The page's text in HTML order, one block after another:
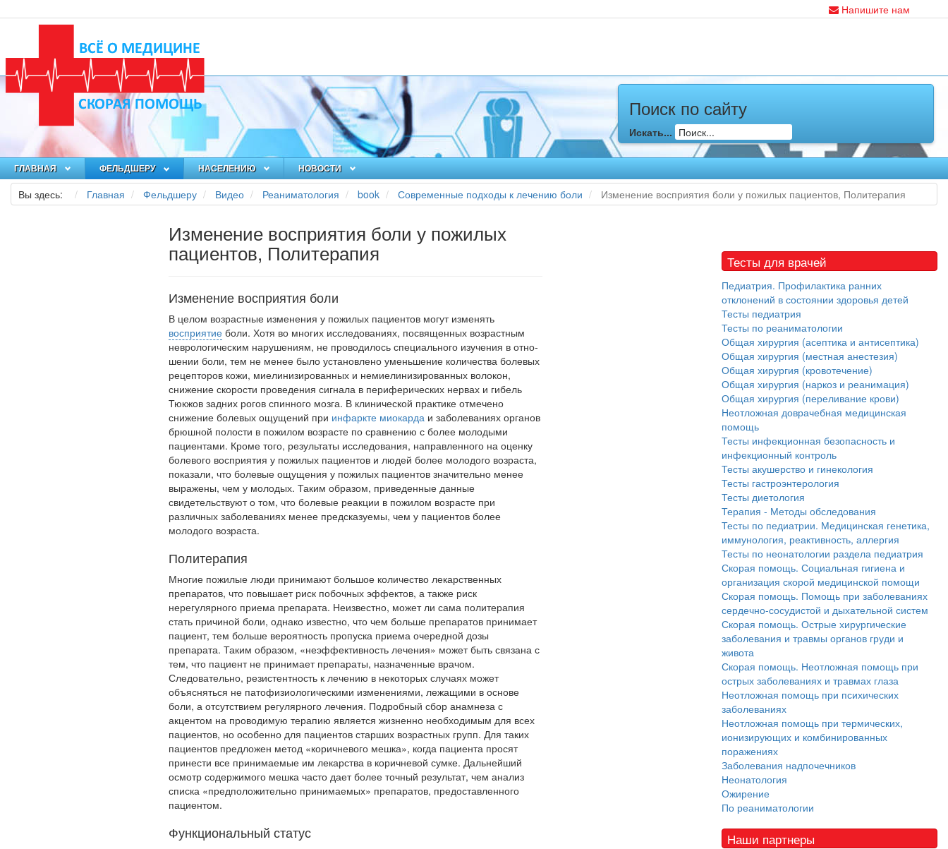
Напишите нам
Поиск по сайту
Искать...
ГЛАВНАЯ ФЕЛЬДШЕРУ НАСЕЛЕНИЮ НОВОСТИ
Вы здесь: Главная Фельдшеру Видео Реаниматология book Современные подходы к лечению боли Изменение восприятия боли у пожилых пациентов, Политерапия
Изменение восприятия боли у пожилых
пациентов, Политерапия
Изменение восприятия боли
В целом возрастные изменения у пожилых пациентов могут изменять
восприятие боли. Хотя во многих исследованиях, посвященных возрастным
неврологическим нарушениям, не проводилось специального изучения в отно­
шении боли, тем не менее было установлено уменьшение количества болевых
рецепторов кожи, миелинизированных и немиелинизированных волокон,
снижение скорости проведе­ния сигнала в периферических нервах и гибель
Тюкжов задних рогов спинного мозга. В кли­нической практике отмечено
снижение боле­вых ощущений при инфаркте миокарда и забо­леваниях органов
брюшной полости в пожи­лом возрасте по сравнению с более молодыми
пациентами. Кроме того, результаты исследо­вания, направленного на оценку
болевого вос­приятия у пожилых пациентов и людей более молодого возраста,
показали, что болевые ощу­щения у пожилых пациентов значительно ме­нее
выражены, чем у молодых. Таким образом, приведенные данные
свидетельствуют о том, что болевые реакции в пожилом возрасте при
различных заболеваниях менее предсказуемы, чем у пациентов более
молодого возраста.
Политерапия
Многие пожилые люди принимают большое количество лекарственных
препаратов, что повышает риск побочных эффектов, а также риск
нерегулярного приема препарата. Неиз­вестно, может ли сама политерапия
стать при­чиной боли, однако известно, что чем больше препаратов принимает
пациент, тем больше вероятность пропуска приема очередной дозы
препарата. Таким образом, «неэффективность лечения» может быть связана с
тем, что паци­ент не принимает препараты, назначенные вра­чом.
Следовательно, резистентность к лечению в некоторых случаях может
объясняться не па­тофизиологическими изменениями, лежащи­ми в основе
боли, а отсутствием регулярного лечения. Подробный сбор анамнеза с
акцентом на проводимую терапию является жизненно необходимым для всех
пациентов, но особенно для пациентов старших возрастных групп. Для таких
пациентов предложен метод «коричне­вого мешка», когда пациента просят
принести все принимаемые им лекарства в коричневой сумке. Дальнейший
осмотр содержимого меш­ка часто дает более точный результат, чем ана­лиз
списка «предположительно принимаемых» препаратов, предоставленного
пациентом.
Функциональный статус
Тесты для врачей
Педиатрия. Профилактика ранних
отклонений в состоянии здоровья детей
Тесты педиатрия
Тесты по реаниматологии
Общая хирургия (асептика и антисептика)
Общая хирургия (местная анестезия)
Общая хирургия (кровотечение)
Общая хирургия (наркоз и реанимация)
Общая хирургия (переливание крови)
Неотложная доврачебная медицинская
помощь
Тесты инфекционная безопасность и
инфекционный контроль
Тесты акушерство и гинекология
Тесты гастроэнтерология
Тесты диетология
Терапия - Методы обследования
Тесты по педиатрии. Медицинская генетика,
иммунология, реактивность, аллергия
Тесты по неонатологии раздела педиатрия
Скорая помощь. Социальная гигиена и
организация скорой медицинской помощи
Скорая помощь. Помощь при заболеваниях
сердечно-сосудистой и дыхательной систем
Скорая помощь. Острые хирургические
заболевания и травмы органов груди и
живота
Скорая помощь. Неотложная помощь при
острых заболеваниях и травмах глаза
Неотложная помощь при психических
заболеваниях
Неотложная помощь при термических,
ионизирующих и комбинированных
поражениях
Заболевания надпочечников
Неонатология
Ожирение
По реаниматологии
Наши партнеры